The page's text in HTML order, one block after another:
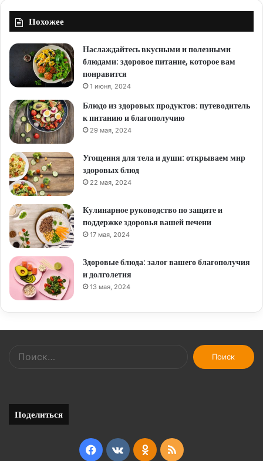
Похожее
Наслаждайтесь вкусными и полезными
блюдами: здоровое питание, которое вам
понравится
1 июня, 2024
Блюдо из здоровых продуктов: путеводитель
к питанию и благополучию
29 мая, 2024
Угощения для тела и души: открываем мир
здоровых блюд
22 мая, 2024
Кулинарное руководство по защите и
поддержке здоровья вашей печени
17 мая, 2024
Здоровые блюда: залог вашего благополучия
и долголетия
13 мая, 2024
Найти:
Поделиться
Facebook
vk.comOdnoklassniki
RSS